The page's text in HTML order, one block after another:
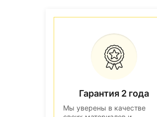
Гарантия 2 года
Мы уверены в качестве